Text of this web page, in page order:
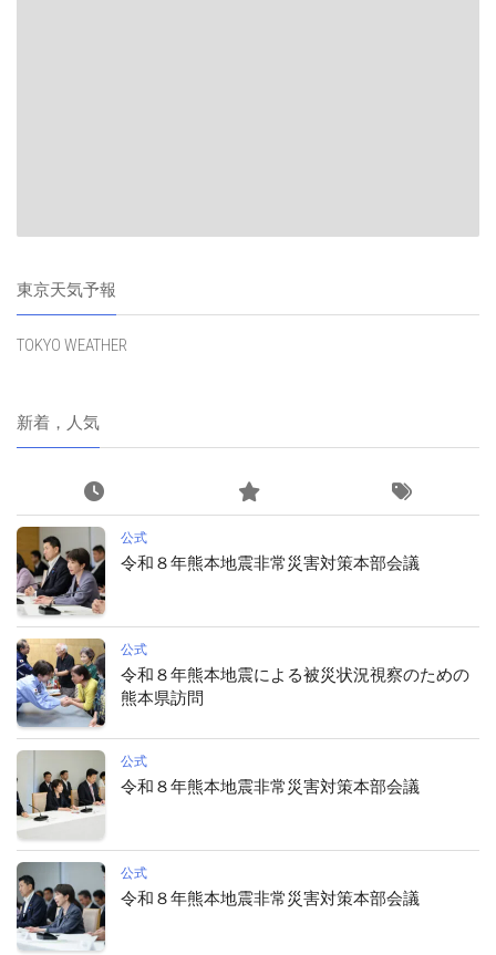
東京天気予報
TOKYO WEATHER
新着，人気
公式
令和８年熊本地震非常災害対策本部会議
公式
令和８年熊本地震による被災状況視察のための
熊本県訪問
公式
令和８年熊本地震非常災害対策本部会議
公式
令和８年熊本地震非常災害対策本部会議